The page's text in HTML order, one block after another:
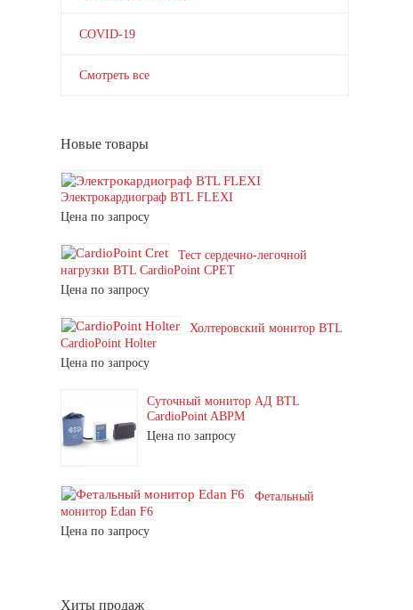
COVID-19
Смотреть все
Новые товары
Электрокардиограф BTL FLEXI
Цена по запросу
Тест сердечно-легочной
нагрузки BTL CardioPoint CPET
Цена по запросу
Холтеровский монитор BTL
CardioPoint Holter
Цена по запросу
Суточный монитор АД BTL
CardioPoint ABPM
Цена по запросу
Фетальный
монитор Edan F6
Цена по запросу
Хиты продаж